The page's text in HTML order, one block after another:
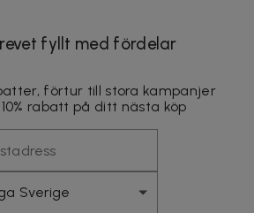
fyllt med fördelar
förtur till stora kampanjer
rabatt på ditt nästa köp